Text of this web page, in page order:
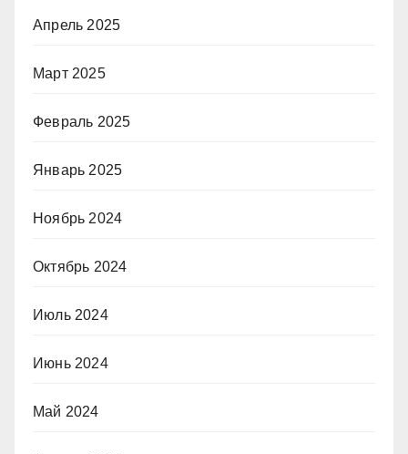
Апрель 2025
Март 2025
Февраль 2025
Январь 2025
Ноябрь 2024
Октябрь 2024
Июль 2024
Июнь 2024
Май 2024